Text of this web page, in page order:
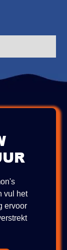
vul het
ervoor